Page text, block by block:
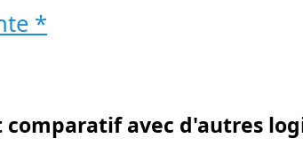
*
avec d'autres